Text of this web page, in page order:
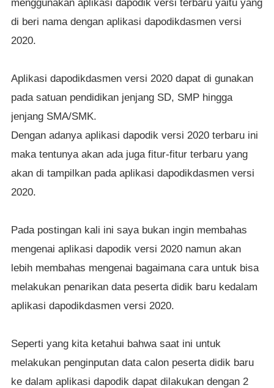
menggunakan aplikasi dapodik versi terbaru yaitu yang
di beri nama dengan aplikasi dapodikdasmen versi
2020.
Aplikasi dapodikdasmen versi 2020 dapat di gunakan
pada satuan pendidikan jenjang SD, SMP hingga
jenjang SMA/SMK.
Dengan adanya aplikasi dapodik versi 2020 terbaru ini
maka tentunya akan ada juga fitur-fitur terbaru yang
akan di tampilkan pada aplikasi dapodikdasmen versi
2020.
Pada postingan kali ini saya bukan ingin membahas
mengenai aplikasi dapodik versi 2020 namun akan
lebih membahas mengenai bagaimana cara untuk bisa
melakukan penarikan data peserta didik baru kedalam
aplikasi dapodikdasmen versi 2020.
Seperti yang kita ketahui bahwa saat ini untuk
melakukan penginputan data calon peserta didik baru
ke dalam aplikasi dapodik dapat dilakukan dengan 2